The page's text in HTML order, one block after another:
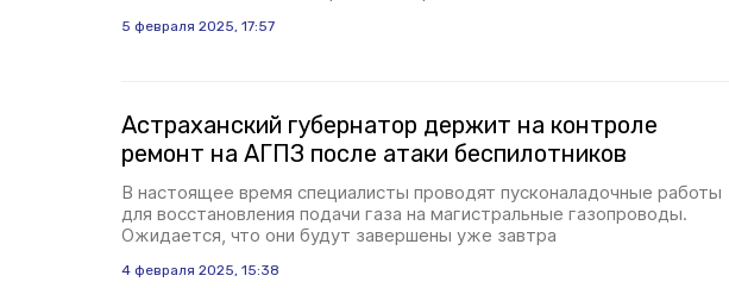
5 февраля 2025, 17:57
Астраханский губернатор держит на контроле
ремонт на АГПЗ после атаки беспилотников
В настоящее время специалисты проводят пусконаладочные работы
для восстановления подачи газа на магистральные газопроводы.
Ожидается, что они будут завершены уже завтра
4 февраля 2025, 15:38